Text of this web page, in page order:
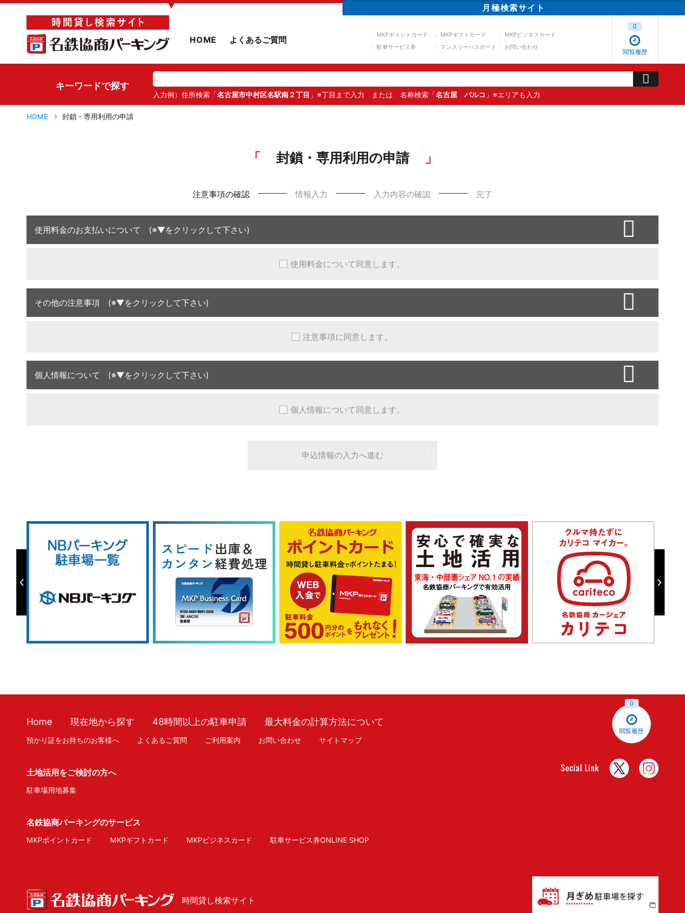
▼ 月極検索サイト
HOME よくあるご質問 MKPポイントカード MKPギフトカード
MKPビジネスカード
駐車サービス券
マンスリーパスポート お問い合わせ
閲覧履歴
0
キーワードで探す
入力例）住所検索「名古屋市中村区名駅南２丁目 」※丁目まで入力 または 名称検索「名古屋 パルコ 」※エリアも入力
HOME 封鎖・専用利用の申請
封鎖・専用利用の申請
注意事項の確認 情報入力 入力内容の確認 完了
使用料金のお支払いについて (※▼をクリックして下さい)
使用料金について同意します。
その他の注意事項 (※▼をクリックして下さい)
注意事項に同意します。
個人情報について (※▼をクリックして下さい)
個人情報について同意します。
閲覧履歴
0
Home 現在地から探す 48時間以上の駐車申請 最大料金の計算方法について
預かり証をお持ちのお客様へ よくあるご質問 ご利用案内 お問い合わせ サイトマップ
土地活用をご検討の方へ
駐車場用地募集
名鉄協商パーキングのサービス
MKPポイントカード MKPギフトカード MKPビジネスカード 駐車サービス券ONLINE SHOP
時間貸し検索サイト